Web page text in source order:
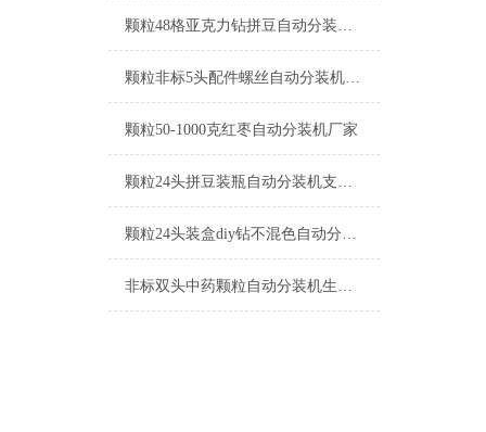
颗粒48格亚克力钻拼豆自动分装机厂家
颗粒非标5头配件螺丝自动分装机厂家
颗粒50-1000克红枣自动分装机厂家
颗粒24头拼豆装瓶自动分装机支持定制
颗粒24头装盒diy钻不混色自动分装机工厂生产
非标双头中药颗粒自动分装机生产厂家